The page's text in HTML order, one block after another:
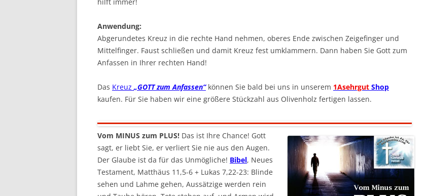
Anwendung:
Abgerundetes Kreuz in die rechte Hand nehmen, oberes Ende zwischen Zeigefinger und
Mittelfinger. Faust schließen und damit Kreuz fest umklammern. Dann haben Sie Gott zum
Anfassen in Ihrer rechten Hand!
Das Kreuz „GOTT zum Anfassen“können Sie bald bei uns in unserem 1Asehrgut Shop
kaufen. Für Sie haben wir eine größere Stückzahl aus Olivenholz fertigen lassen.
Vom MINUS zum PLUS! Das ist Ihre Chance! Gott
sagt, er liebt Sie, er verliert Sie nie aus den Augen.
Der Glaube ist da für das Unmögliche! Bibel, Neues
Testament, Matthäus 11,5-6 + Lukas 7,22-23: Blinde
sehen und Lahme gehen, Aussätzige werden rein